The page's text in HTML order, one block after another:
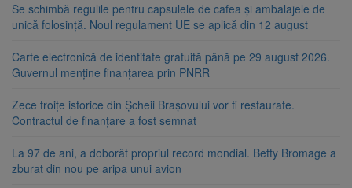
Se schimbă regulile pentru capsulele de cafea și ambalajele de
unică folosință. Noul regulament UE se aplică din 12 august
Carte electronică de identitate gratuită până pe 29 august 2026.
Guvernul menține finanțarea prin PNRR
Zece troițe istorice din Șcheii Brașovului vor fi restaurate.
Contractul de finanțare a fost semnat
La 97 de ani, a doborât propriul record mondial. Betty Bromage a
zburat din nou pe aripa unui avion